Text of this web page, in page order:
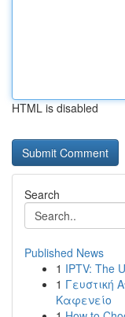
HTML is disabled
Search
Published News
1 IPTV: The
1 Γευστική
Καφενείο